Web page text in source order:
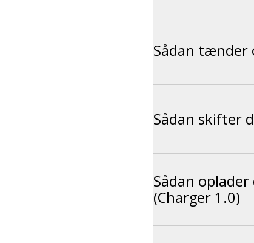
Sådan tænder
Sådan skifter
Sådan
(Charger 1.0)